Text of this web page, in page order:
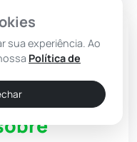
sua experiência. Ao
Política de